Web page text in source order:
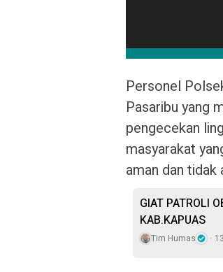
Personel
Pasaribu yang
pengecekan
masyarakat
aman dan tidak
GIAT PATROLI
KAB.KAPUAS
Tim Humas